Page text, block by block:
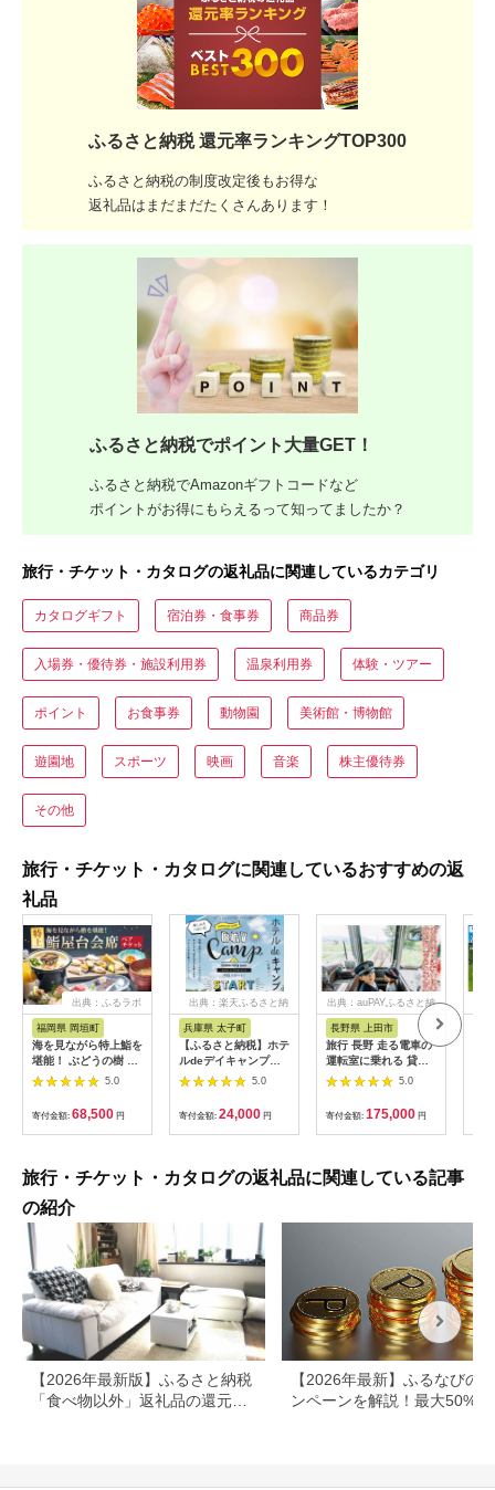
ふるさと納税 還元率ランキングTOP300
ふるさと納税の制度改定後もお得な
返礼品はまだまだたくさんあります！
ふるさと納税でポイント大量GET！
ふるさと納税でAmazonギフトコードなど
ポイントがお得にもらえるって知ってましたか？
旅行・チケット・カタログの返礼品に関連しているカテゴリ
カタログギフト 宿泊券・食事券 商品券
入場券・優待券・施設利用券 温泉利用券 体験・ツアー
ポイント お食事券 動物園 美術館・博物館
遊園地 スポーツ 映画 音楽 株主優待券
その他
旅行・チケット・カタログに関連しているおすすめの返
礼品
出典：ふるラボ
福岡県 岡垣町
海を見ながら特上鮨を
堪能！ ぶどうの樹 鮨
屋台ペア お食事券 海
鮮 海 屋台 食事 ペア
福岡県 岡垣町
5.0
寄付金額: 68,500 円
出典：楽天ふるさと納
兵庫県 太子町
【ふるさと納税】ホテ
ルdeデイキャンプ体
験チケット
【1364991】
5.0
寄付金額: 24,000 円
出典：auPAYふるさと納
長野県 上田市
旅行 長野 走る電車の
運転室に乗れる 貸切
列車でお仕事体験 体
験 チケット 電車 鉄道
列車 サービス 子供 子
ども こども 家族 長野
県
5.0
寄付金額: 175,000 円
旅行・チケット・カタログの返礼品に関連している記事
の紹介
【2026年最新版】ふるさと納税
「食べ物以外」返礼品の還元率
【2026年最新】ふるなびの
ンペーンを解説！最大50%還